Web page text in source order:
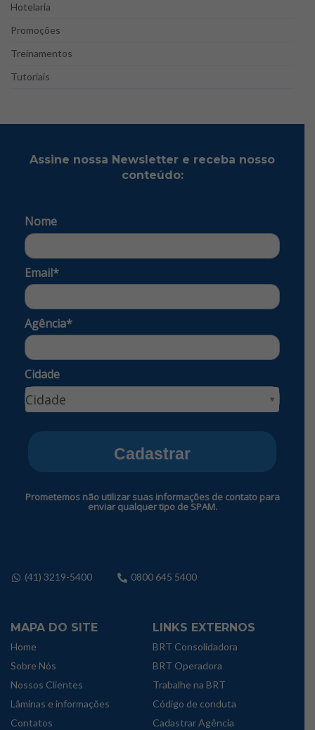
Hotelaria
Promoções
Treinamentos
Tutoriais
Assine nossa Newsletter e receba nosso
conteúdo:
Nome
Email*
Agência*
Cidade
Cidade
Cidade
Cadastrar
Prometemos não utilizar suas informações de contato para
enviar qualquer tipo de SPAM.
(41) 3219-5400 0800 645 5400
MAPA DO SITE
Home
Sobre Nós
Nossos Clientes
Lâminas e informações
Contatos
LINKS EXTERNOS
BRT Consolidadora
BRT Operadora
Trabalhe na BRT
Código de conduta
Cadastrar Agência